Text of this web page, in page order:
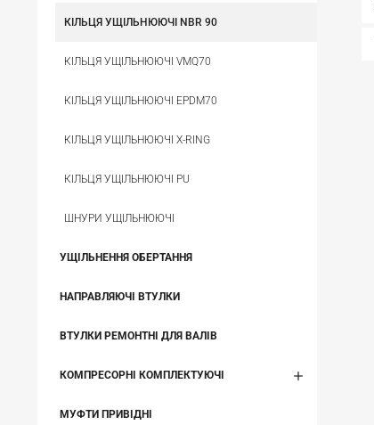
КІЛЬЦЯ УЩІЛЬНЮЮЧІ NBR 90
КІЛЬЦЯ УЩІЛЬНЮЮЧІ VMQ70
КІЛЬЦЯ УЩІЛЬНЮЮЧІ EPDM70
КІЛЬЦЯ УЩІЛЬНЮЮЧІ X-RING
КІЛЬЦЯ УЩІЛЬНЮЮЧІ PU
ШНУРИ УЩІЛЬНЮЮЧІ
УЩІЛЬНЕННЯ ОБЕРТАННЯ
НАПРАВЛЯЮЧІ ВТУЛКИ
ВТУЛКИ РЕМОНТНІ ДЛЯ ВАЛІВ
КОМПРЕСОРНІ КОМПЛЕКТУЮЧІ
МУФТИ ПРИВІДНІ